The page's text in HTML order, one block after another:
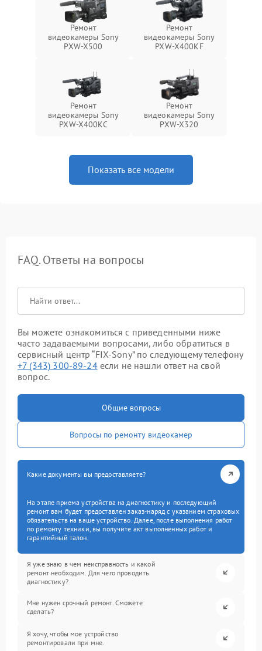
Ремонт
видеокамеры Sony
PXW-X500
Ремонт
видеокамеры Sony
PXW-X400KF
Ремонт
видеокамеры Sony
PXW-X400KC
Ремонт
видеокамеры Sony
PXW-X320
Показать все модели
FAQ. Ответы на вопросы
Вы можете ознакомиться с приведенными ниже
часто задаваемыми вопросами, либо обратиться в
сервисный центр “FIX-Sony” по следующему телефону
+7 (343) 300-89-24если не нашли ответ на свой
вопрос.
Общие вопросы
Вопросы по ремонту видеокамер
Какие документы вы предоставляете?
На этапе приема устройства на диагностику и последующий
ремонт вам будет предоставлен заказ-наряд с указанием страховых
обязательств на ваше устройство. Далее, после выполнения работ
по ремонту техники, вы получите акт выполненных работ и
гарантийный талон.
Я уже знаю в чем неисправность и какой
ремонт необходим. Для чего проводить
диагностику?
Мне нужен срочный ремонт. Сможете
сделать?
Я хочу, чтобы мое устройство
ремонтировали при мне.